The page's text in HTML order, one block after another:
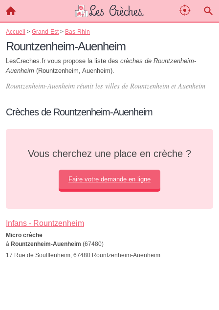
Accueil > Grand-Est > Bas-Rhin
Rountzenheim-Auenheim
LesCreches.fr vous propose la liste des crèches de Rountzenheim-
Auenheim (Rountzenheim, Auenheim).
Rountzenheim-Auenheim réunit les villes de Rountzenheim et Auenheim
Crèches de Rountzenheim-Auenheim
Vous cherchez une place en crèche ?
Faire votre demande en ligne
Infans - Rountzenheim
Micro crèche
à Rountzenheim-Auenheim (67480)
17 Rue de Soufflenheim, 67480 Rountzenheim-Auenheim